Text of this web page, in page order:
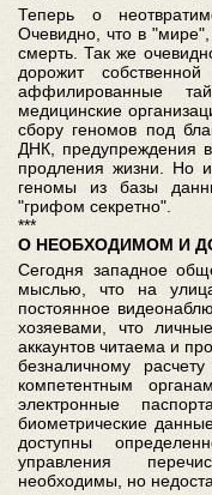
Теперь о
Очевидно, что в "мире",
смерть. Так же
дорожит
аффилированные
медицинские
сбору геномов под
ДНК, предупреждения
продления жизни. Но
геномы из базы
"грифом секретно".
***
О НЕОБХОДИМОМ И
Сегодня западное
мыслью, что на
постоянное
хозяевами, что
аккаунтов читаема и
безналичному
компетентным
электронные
биометрические
доступны
управления
необходимы, но